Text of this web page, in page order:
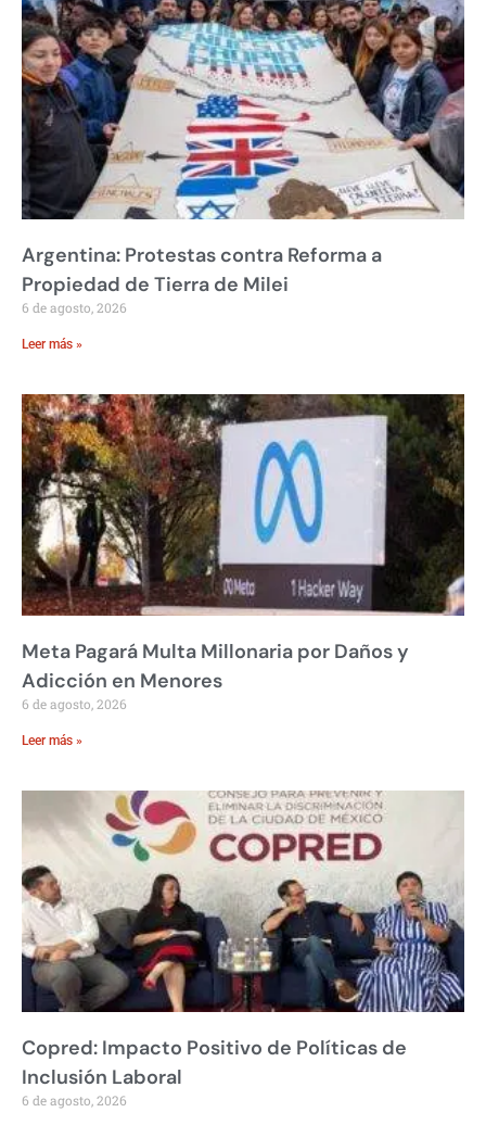
Argentina: Protestas contra Reforma a
Propiedad de Tierra de Milei
6 de agosto, 2026
Leer más »
Meta Pagará Multa Millonaria por Daños y
Adicción en Menores
6 de agosto, 2026
Leer más »
Copred: Impacto Positivo de Políticas de
Inclusión Laboral
6 de agosto, 2026